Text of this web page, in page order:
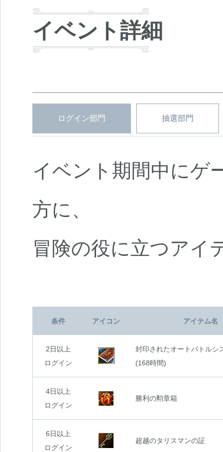
イベント詳細
ログイン部門 抽選部門
イベント期間中にゲ
方に、
冒険の役に立つアイ
条件 アイコン アイテム名
2日以上
ログイン
封印されたオートバトルシ
(168時間)
4日以上
ログイン
勝利の勲章箱
6日以上
ログイン
超越のタリスマンの証